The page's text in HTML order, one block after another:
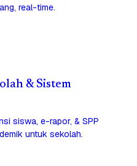
real-time.
& Sistem
siswa, e-rapor, & SPP
untuk sekolah.